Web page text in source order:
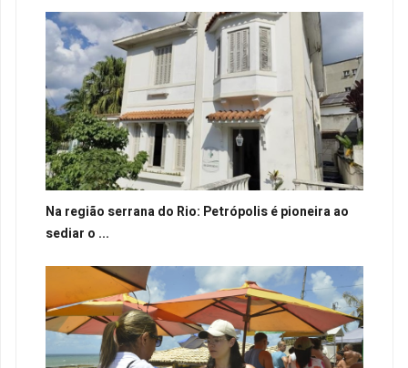
Na região serrana do Rio: Petrópolis é pioneira ao
sediar o ...